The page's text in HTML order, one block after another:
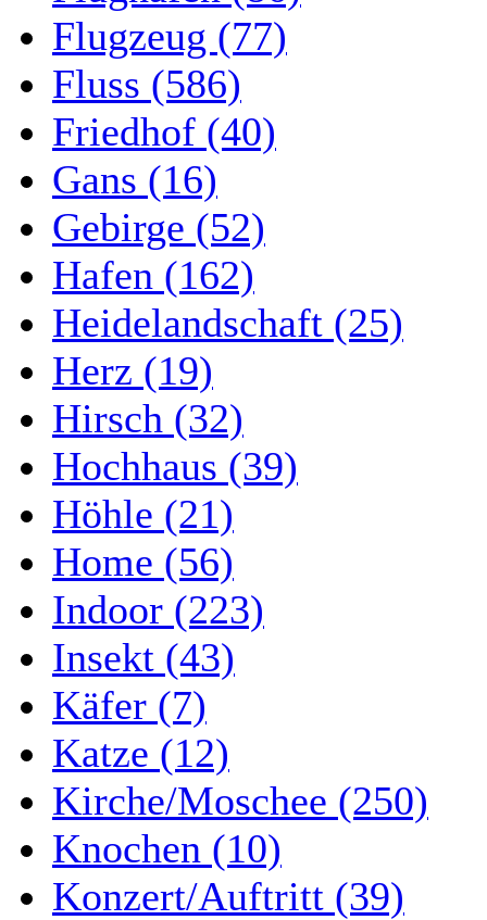
Flugzeug (77)
Fluss (586)
Friedhof (40)
Gans (16)
Gebirge (52)
Hafen (162)
Heidelandschaft (25)
Herz (19)
Hirsch (32)
Hochhaus (39)
Höhle (21)
Home (56)
Indoor (223)
Insekt (43)
Käfer (7)
Katze (12)
Kirche/Moschee (250)
Knochen (10)
Konzert/Auftritt (39)